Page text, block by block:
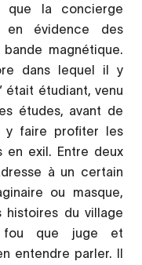
que la concierge
en évidence des
magnétique.
dans lequel il y
était étudiant, venu
études, avant de
y faire profiter les
en exil. Entre deux
à un certain
ou masque,
du village
fou que juge et
entendre parler. Il